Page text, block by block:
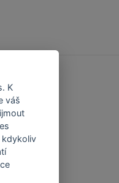
K
váš
kdykoliv